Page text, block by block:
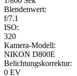
Blendenwert:
f/7.1
ISO:
320
Kamera-Modell:
NIKON D800E
Belichtungskorrektur:
0 EV